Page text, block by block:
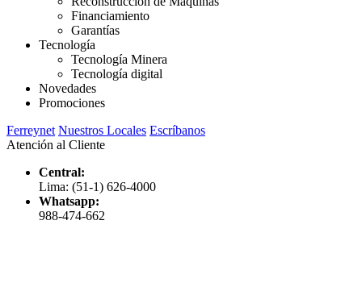
Financiamiento
Garantías
Tecnología
Tecnología Minera
Tecnología digital
Novedades
Promociones
Ferreynet Nuestros Locales Escríbanos
Atención al Cliente
Central:
Lima: (51-1) 626-4000
Whatsapp:
988-474-662